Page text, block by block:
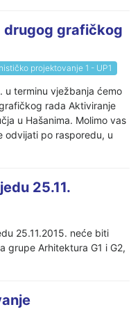
drugog grafičkog
projektovanje 1 - UP1
u terminu vježbanja ćemo
rada Aktiviranje
u Hašanima. Molimo vas
odvijati po rasporedu, u
25.11.
25.11.2015. neće biti
grupe Arhitektura G1 i G2,